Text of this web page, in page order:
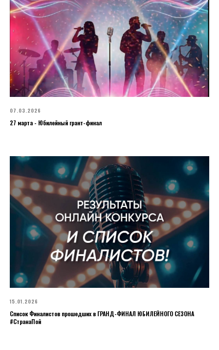
07.03.2026
27 марта - Юбилейный грант-финал
15.01.2026
Список Финалистов прошедших в ГРАНД-ФИНАЛ ЮБИЛЕЙНОГО СЕЗОНА
#СтранаПой